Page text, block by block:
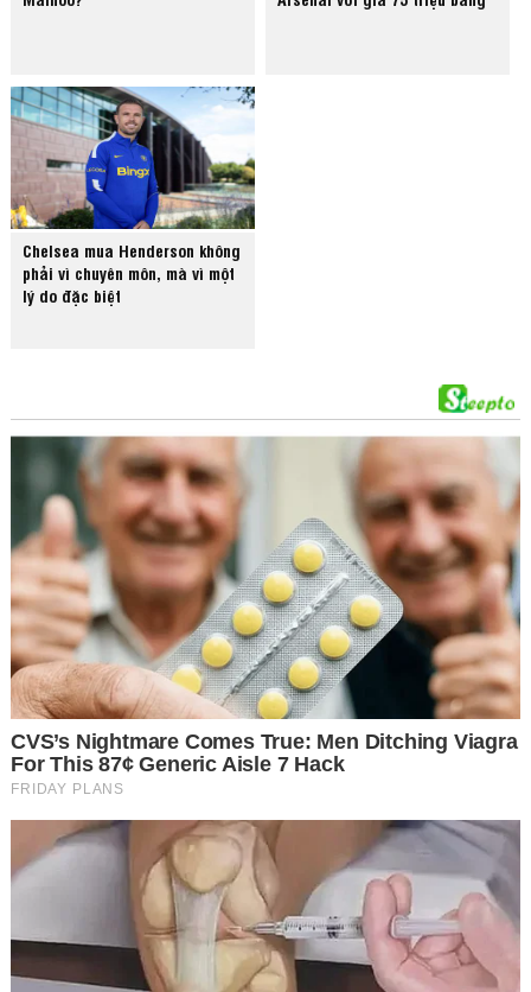
Chelsea mua Henderson không
phải vì chuyên môn, mà vì một
lý do đặc biệt